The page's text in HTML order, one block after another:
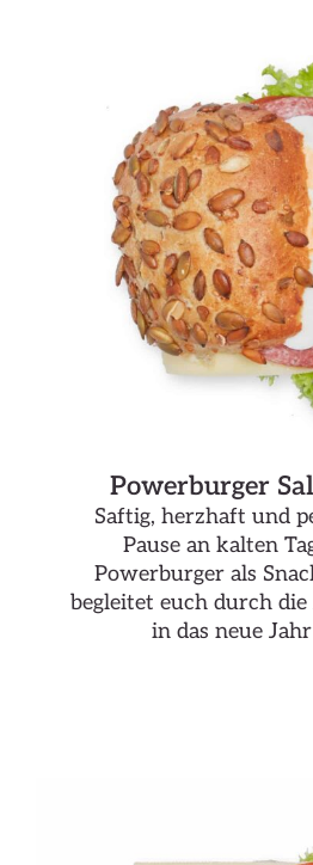
Powerburger
Saftig, herzhaft und
Pause an kalten
Powerburger als
begleitet euch durch
in das neue